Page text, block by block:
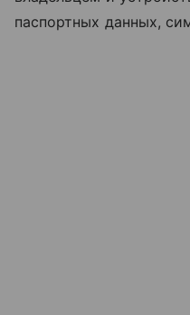
паспортных данных,